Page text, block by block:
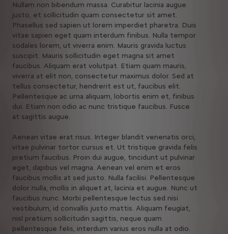
Nullam non bibendum massa. Curabitur lacinia augue
justo, et sollicitudin quam consectetur sit amet.
Phasellus sed sapien ut lorem imperdiet pharetra. Duis
vitae sapien eget quam interdum finibus. Nulla tempor
sodales lorem, ut viverra enim. Mauris gravida luctus
suscipit. Mauris sollicitudin eget magna sit amet
faucibus. Aliquam erat volutpat. Etiam quam mauris,
viverra at elit non, consectetur maximus dolor. Sed at
tellus consectetur, hendrerit est ut, faucibus elit.
Pellentesque ac urna aliquam, lobortis enim et, finibus
dui. Etiam non odio ac nunc tristique faucibus. Fusce
at sagittis augue.
Aenean vitae erat risus. Integer blandit venenatis orci,
vitae pulvinar tortor cursus et. Ut tristique gravida felis
pretium faucibus. Proin dui augue, tincidunt ut pulvinar
eget, dapibus vel magna. Aenean vel enim et eros
faucibus mollis at sed justo. Nulla facilisi. Pellentesque
dolor nulla, mollis in aliquet at, lacinia et augue. Nunc ut
faucibus nunc. Morbi pellentesque lectus sed nisi
vestibulum, id convallis justo mattis. Aliquam feugiat,
nisl pretium sollicitudin sagittis, neque quam
pellentesque felis, interdum varius eros nulla at odio.